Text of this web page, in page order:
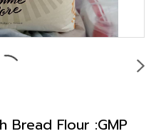
Bread Flour :GMP